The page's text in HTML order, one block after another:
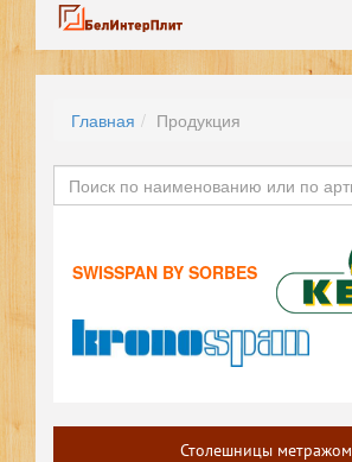
Главная Продукция
SWISSPAN BY SORBES
Столешницы метражом